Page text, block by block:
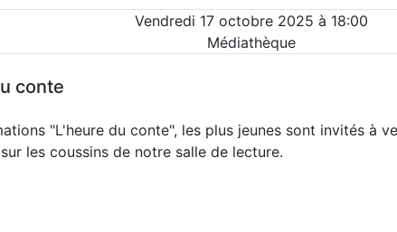
Vendredi 17 octobre 2025 à 18:00
Médiathèque
conte
"L'heure du conte", les plus jeunes sont invités à
les coussins de notre salle de lecture.